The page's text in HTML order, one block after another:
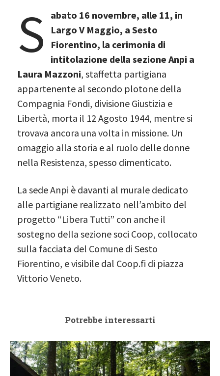
S
abato 16 novembre, alle 11, in
Largo V Maggio, a Sesto
Fiorentino, la cerimonia di
intitolazione della sezione Anpi a
Laura Mazzoni, staffetta partigiana
appartenente al secondo plotone della
Compagnia Fondi, divisione Giustizia e
Libertà, morta il 12 Agosto 1944, mentre si
trovava ancora una volta in missione. Un
omaggio alla storia e al ruolo delle donne
nella Resistenza, spesso dimenticato.
La sede Anpi è davanti al murale dedicato
alle partigiane realizzato nell’ambito del
progetto “Libera Tutti” con anche il
sostegno della sezione soci Coop, collocato
sulla facciata del Comune di Sesto
Fiorentino, e visibile dal Coop.fi di piazza
Vittorio Veneto.
Potrebbe interessarti